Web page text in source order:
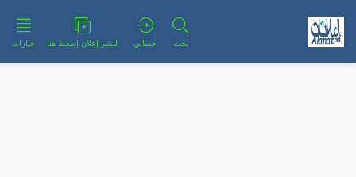
بحث حسابي لنشر إعلان إضغط هنا خيارات